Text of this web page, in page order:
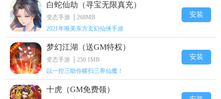
白蛇仙劫（寻宝无限真充）
变态手游
268MB
2021年唯美东方玄幻仙侠手游
安装
梦幻江湖（送GM特权）
变态手游
250.1MB
以一控三助你横扫三界仙魔！
安装
十虎（GM免费领）